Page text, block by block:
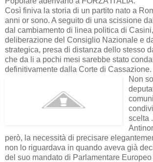
Così finiva la storia di un partito nato a
anni or sono. A seguito di una scissione
dal cambiamento di linea politica di
deliberazione del Consiglio Nazionale e
strategica, presa di distanza dello stesso
che da li a pochi mesi sarebbe stato
definitivamente dalla Corte di Cassazione.
Non
scelta
però, la necessità di precisare
non lo riguardava in quando aveva già
del suo mandato di Parlamentare